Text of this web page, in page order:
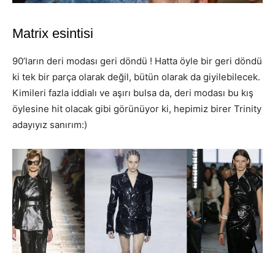
Matrix esintisi
90’ların deri modası geri döndü ! Hatta öyle bir geri döndü
ki tek bir parça olarak değil, bütün olarak da giyilebilecek.
Kimileri fazla iddialı ve aşırı bulsa da, deri modası bu kış
öylesine hit olacak gibi görünüyor ki, hepimiz birer Trinity
adayıyız sanırım:)